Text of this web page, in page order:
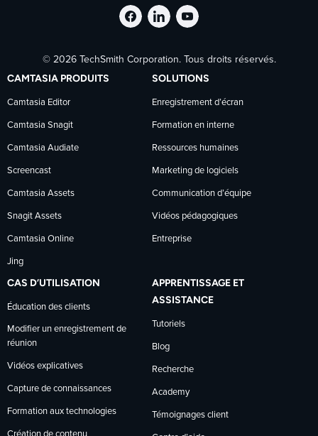
Suivre
TechSmith
sur
Facebook
Suivre
TechSmith
sur
LinkedIn
Suivre
TechSmith
sur
YouTube
© 2026 TechSmith Corporation. Tous droits réservés.
CAMTASIA PRODUITS
Camtasia Editor
Camtasia Snagit
Camtasia Audiate
Screencast
Camtasia Assets
Snagit Assets
Camtasia Online
Jing
SOLUTIONS
Enregistrement d’écran
Formation en interne
Ressources humaines
Marketing de logiciels
Communication d’équipe
Vidéos pédagogiques
Entreprise
CAS D’UTILISATION
Éducation des clients
Modifier un enregistrement de
réunion
Vidéos explicatives
Capture de connaissances
Formation aux technologies
APPRENTISSAGE ET
ASSISTANCE
Tutoriels
Blog
Recherche
Academy
Témoignages client